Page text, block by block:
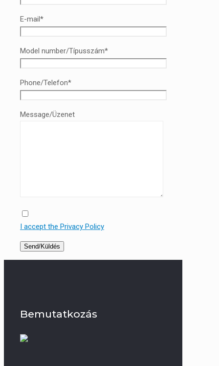
E-mail*
Model number/Típusszám*
Phone/Telefon*
Message/Üzenet
I accept the Privacy Policy
Bemutatkozás